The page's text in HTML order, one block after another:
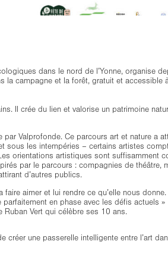
dans le nord de l’Yonne, organise
la campagne et la forêt, gratuit et accessible
Il crée du lien et valorise un patrimoine
Valprofonde. Ce parcours art et nature a
sous les intempéries – certains artistes
orientations artistiques sont suffisamment
par le parcours : compagnies de théâtre,
d’autres publics.
aimer et lui rendre ce qu’elle nous donne.
parfaitement en phase avec les défis actuels »
Ruban Vert qui célèbre ses 10 ans.
une passerelle intelligente entre l’art